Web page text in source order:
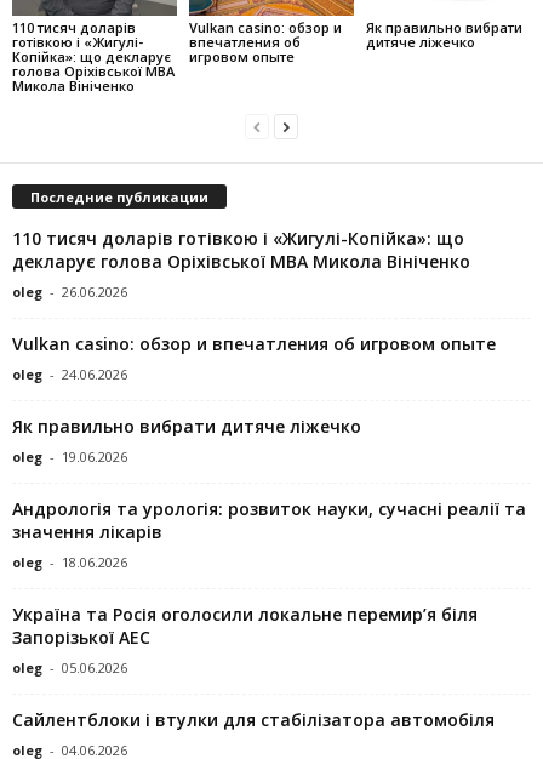
110 тисяч доларів
готівкою і «Жигулі-
Копійка»: що декларує
голова Оріхівської МВА
Микола Вініченко
Vulkan casino: обзор и
впечатления об
игровом опыте
Як правильно вибрати
дитяче ліжечко
Последние публикации
110 тисяч доларів готівкою і «Жигулі-Копійка»: що
декларує голова Оріхівської МВА Микола Вініченко
oleg - 26.06.2026
Vulkan casino: обзор и впечатления об игровом опыте
oleg - 24.06.2026
Як правильно вибрати дитяче ліжечко
oleg - 19.06.2026
Андрологія та урологія: розвиток науки, сучасні реалії та
значення лікарів
oleg - 18.06.2026
Україна та Росія оголосили локальне перемир’я біля
Запорізької АЕС
oleg - 05.06.2026
Сайлентблоки і втулки для стабілізатора автомобіля
oleg - 04.06.2026